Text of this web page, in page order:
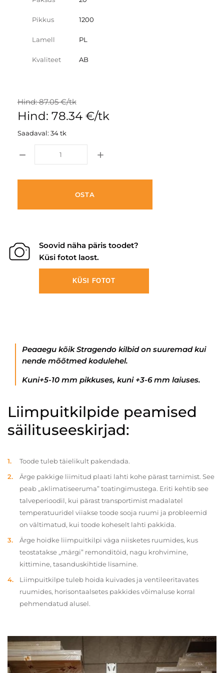
Pikkus 1200
Lamell PL
Kvaliteet AB
Hind: 87.05 €/tk
Hind: 78.34 €/tk
Saadaval: 34 tk
OSTA
Soovid näha päris toodet?
Küsi fotot laost.
KÜSI FOTOT
Peaaegu kõik Stragendo kilbid on suuremad kui
nende mõõtmed kodulehel.
Kuni+5-10 mm pikkuses, kuni +3-6 mm laiuses.
Liimpuitkilpide peamised
säilituseeskirjad:
Toode tuleb täielikult pakendada.
Ärge pakkige liimitud plaati lahti kohe pärast tarnimist. See
peab „aklimatiseeruma” toatingimustega. Eriti kehtib see
talveperioodil, kui pärast transportimist madalatel
temperatuuridel viiakse toode sooja ruumi ja probleemid
on vältimatud, kui toode koheselt lahti pakkida.
Ärge hoidke liimpuitkilpi väga niisketes ruumides, kus
teostatakse „märgi” remonditöid, nagu krohvimine,
kittimine, tasanduskihtide lisamine.
Liimpuitkilpe tuleb hoida kuivades ja ventileeritavates
ruumides, horisontaalsetes pakkides võimaluse korral
pehmendatud alusel.